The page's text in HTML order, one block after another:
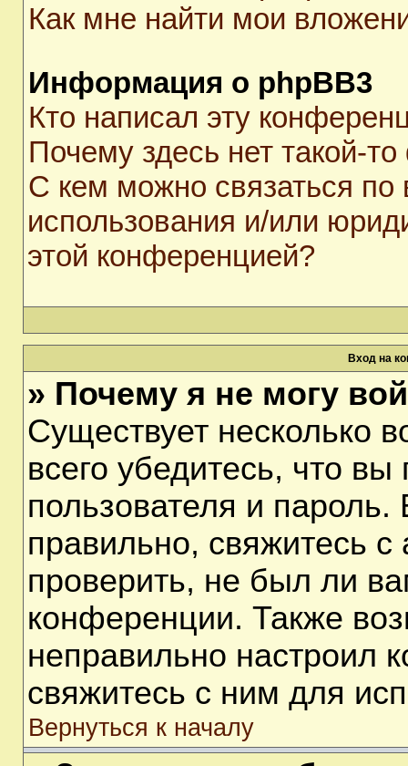
Как мне найти мои
Информация о phpBB3
Кто написал эту
Почему здесь нет такой-
С кем можно связаться по
использования и/или
этой конференцией?
Вход на
» Почему я не могу
Существует несколько
всего убедитесь, что
пользователя и
правильно, свяжитесь
проверить, не был ли
конференции. Также
неправильно настроил
свяжитесь с ним для
Вернуться к началу